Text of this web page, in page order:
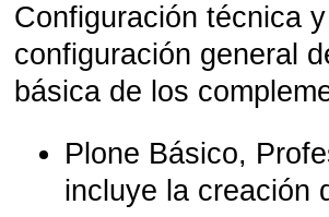
Configuración técnica
configuración general
básica de los
Plone Básico,
incluye la creación